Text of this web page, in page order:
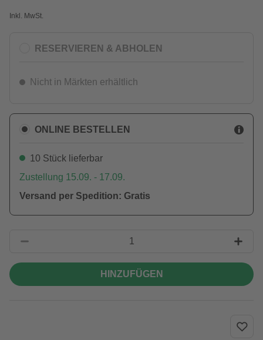
Inkl. MwSt.
RESERVIEREN & ABHOLEN
Nicht in Märkten erhältlich
ONLINE BESTELLEN
10 Stück lieferbar
Zustellung 15.09. - 17.09.
Versand per Spedition: Gratis
HINZUFÜGEN